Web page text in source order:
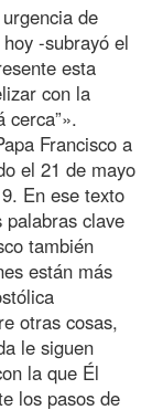
de
-subrayó el
esta
con la
cerca”».
Francisco a
el 21 de mayo
En ese texto
clave
también
están más
otras cosas,
le siguen
la que Él
los pasos de